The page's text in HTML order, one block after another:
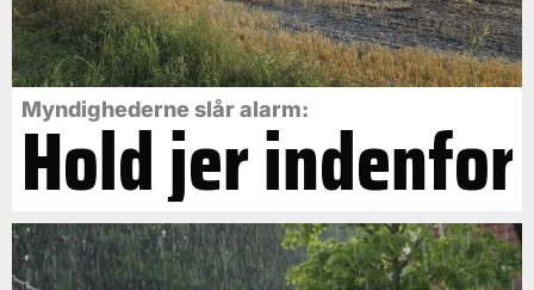
Myndighederne slår alarm:
Hold jer indenfor